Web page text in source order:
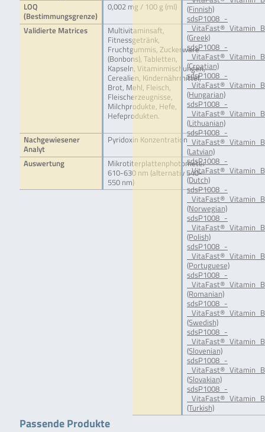
LOQ
(Bestimmungsgrenze)
0,002 mg / 100 g (ml)
Validierte Matrices
Multivitaminsaft,
Fitnessgetränk,
Fruchtgummis, Zuckerware
(Bonbons), Tabletten,
Kapseln, Vitaminmischungen,
Cerealien, Kindernährmittel,
Brot, Mehl, Fleisch,
Fleischerzeugnisse,
Milchprodukte, Hefe,
Hefeprodukten.
Nachgewiesener
Analyt
Pyridoxin Konzentration
Auswertung
Mikrotiterplattenphotometer
610-630 nm (alternativ 540-
550 nm)
(Finnish)
sdsP1008_-
(Greek)
sdsP1008_-
(Croatian)
sdsP1008_-
(Hungarian)
sdsP1008_-
(Lithuanian)
sdsP1008_-
(Latvian)
sdsP1008_-
(Dutch)
sdsP1008_-
(Norwegian)
sdsP1008_-
(Polish)
sdsP1008_-
(Portuguese)
sdsP1008_-
(Romanian)
sdsP1008_-
(Swedish)
sdsP1008_-
(Slovenian)
sdsP1008_-
(Slovakian)
sdsP1008_-
(Turkish)
Passende Produkte